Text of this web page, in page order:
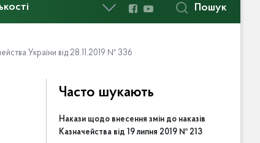
Пошук
України від 28.11.2019 № 336
Часто шукають
Накази щодо внесення змін до наказів
Казначейства від 19 липня 2019 № 213